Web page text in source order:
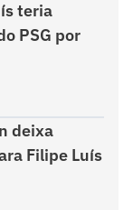
teria
PSG por
deixa
Filipe Luís